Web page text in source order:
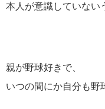
本人が意識していない
親が野球好きで、
いつの間にか自分も野